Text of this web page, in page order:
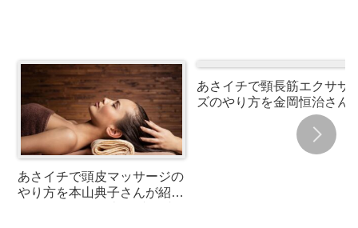
あさイチで頭皮マッサージの
やり方を本山典子さんが紹
あさイチで頸長筋エクササ
ズのやり方を金岡恒治さん
紹介！アゴ引き起床・肩甲